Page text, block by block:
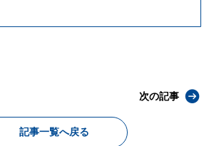
記事一覧へ戻る
次の記事